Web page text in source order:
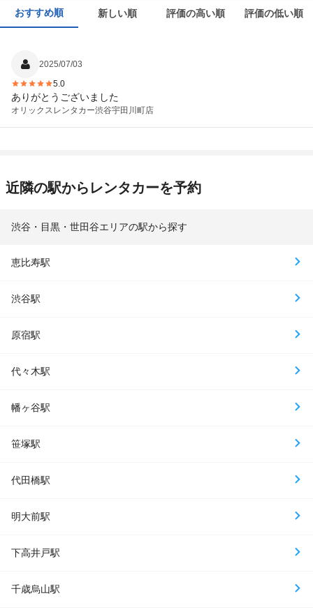
おすすめ順 新しい順 評価の高い順 評価の低い順
2025/07/03
5.0
ありがとうございました
オリックスレンタカー渋谷宇田川町店
近隣の駅からレンタカーを予約
渋谷・目黒・世田谷エリアの駅から探す
恵比寿駅
渋谷駅
原宿駅
代々木駅
幡ヶ谷駅
笹塚駅
代田橋駅
明大前駅
下高井戸駅
千歳烏山駅